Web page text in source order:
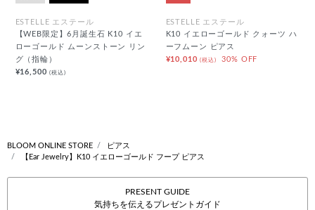
ESTELLE エステール
【WEB限定】6月誕生石 K10 イエ
ローゴールド ムーンストーン リン
グ（指輪）
¥16,500(税込)
ESTELLE エステール
K10 イエローゴールド クォーツ ハ
ーフムーン ピアス
¥10,010(税込) 30% OFF
BLOOM ONLINE STORE
ピアス
【Ear Jewelry】K10 イエローゴールド フープ ピアス
PRESENT GUIDE
気持ちを伝えるプレゼントガイド